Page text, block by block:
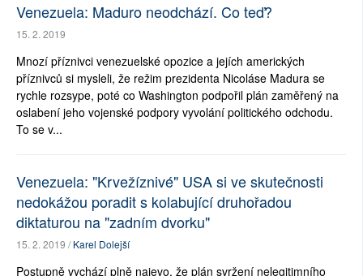
Venezuela: Maduro neodchází. Co teď?
15. 2. 2019
Mnozí příznivci venezuelské opozice a jejích amerických
příznivců si mysleli, že režim prezidenta Nicoláse Madura se
rychle rozsype, poté co Washington podpořil plán zaměřený na
oslabení jeho vojenské podpory vyvolání politického odchodu.
To se v...
Venezuela: "Krvežíznivé" USA si ve skutečnosti
nedokážou poradit s kolabující druhořadou
diktaturou na "zadním dvorku"
15. 2. 2019 /Karel Dolejší
Postupně vychází plně najevo, že plán svržení nelegitimního